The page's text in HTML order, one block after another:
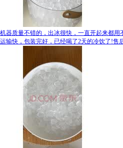
机器质量不错的，出冰很快，一直开起来都
运输快，包装完好，已经喝了2天的冷饮了!售